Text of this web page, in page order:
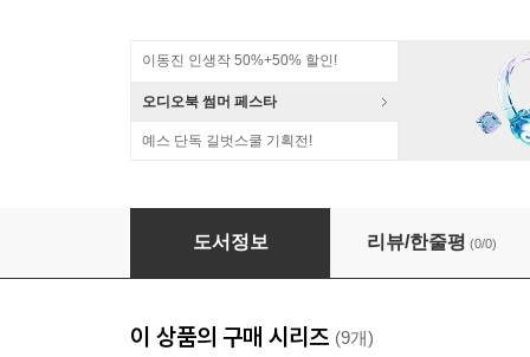
이동진 인생작 50%+50% 할인!
오디오북 썸머 페스타
예스 단독 길벗스쿨 기획전!
스토리텔링성경 구약 7 사무엘 상, 하
도서정보 리뷰/한줄평 (0/0)
이 상품의 구매 시리즈 (9개)